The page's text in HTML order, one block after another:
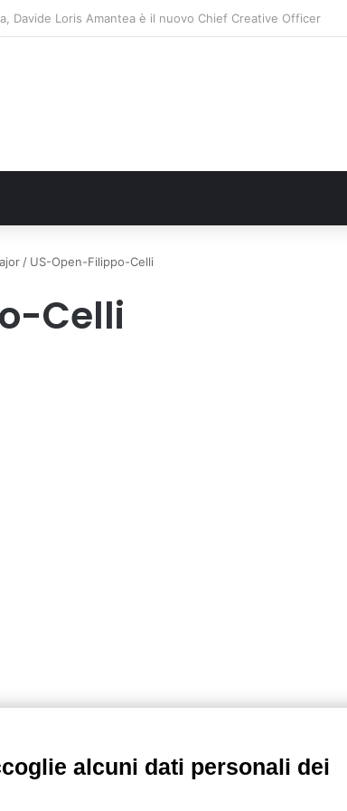
il secondo weekend di agosto apre il cuore dell’estate
/ US-Open-Filippo-Celli
Celli
alcuni dati personali dei